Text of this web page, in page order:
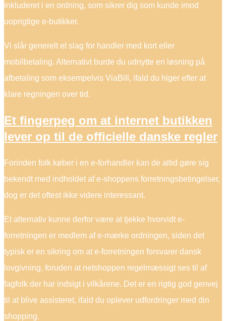
inkluderet i en ordning, som sikrer dig som kunde imod
uoprigtige e-butikker.
Vi slår generelt et slag for handler med kort eller
mobilbetaling. Alternativt burde du udnytte en løsning på
afbetaling som eksempelvis ViaBill, ifald du higer efter at
klare regningen over tid.
Et fingerpeg om at internet butikken
lever op til de officielle danske regler
Forinden folk køber i en e-forhandler kan de altid gøre sig
bekendt med indholdet af e-shoppens forretningsbetingelser,
dog er det oftest ikke videre interessant.
Et alternativ kunne derfor være at tjekke hvorvidt e-
forretningen er medlem af e-mærke ordningen, siden det
typisk er en sikring om at e-forretningen forsvarer dansk
lovgivning, foruden at netshoppen regelmæssigt ses til af
fagfolk der har indsigt i vilkårene. Det er en rigtig god genvej
til at blive assisteret, ifald du oplever udfordringer med din
shopping.